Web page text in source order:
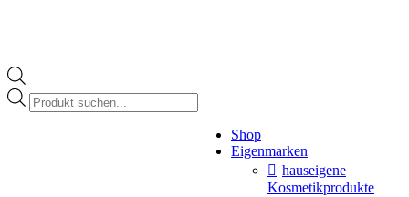
Products
search
Shop
Eigenmarken
hauseigene
Kosmetikprodukte